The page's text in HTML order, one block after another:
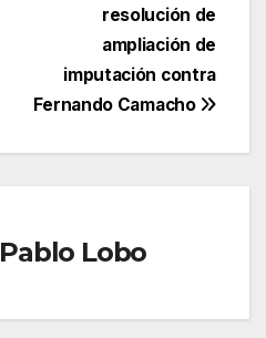
resolución de
ampliación de
imputación contra
Fernando Camacho
Pablo Lobo